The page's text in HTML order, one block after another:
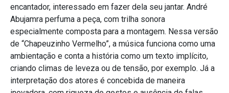
encantador, interessado em fazer dela seu jantar. André
Abujamra perfuma a peça, com trilha sonora
especialmente composta para a montagem. Nessa versão
de “Chapeuzinho Vermelho”, a música funciona como uma
ambientação e conta a história como um texto implícito,
criando climas de leveza ou de tensão, por exemplo. Já a
interpretação dos atores é concebida de maneira